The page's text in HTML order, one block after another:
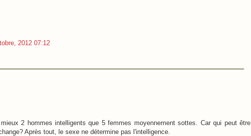
2012 07:12
2 hommes intelligents que 5 femmes moyennement sottes. Car qui peut être
Après tout, le sexe ne détermine pas l'intelligence.